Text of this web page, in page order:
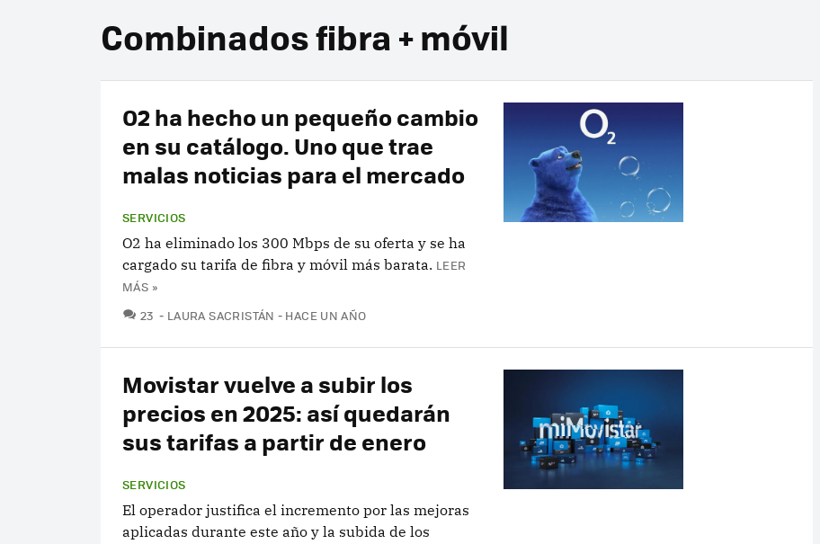
Combinados fibra + móvil
O2 ha hecho un pequeño cambio
en su catálogo. Uno que trae
malas noticias para el mercado
SERVICIOS
O2 ha eliminado los 300 Mbps de su oferta y se ha
cargado su tarifa de fibra y móvil más barata. LEER
MÁS »
23 COMENTARIOS
LAURA SACRISTÁN HACE UN AÑO
Movistar vuelve a subir los
precios en 2025: así quedarán
sus tarifas a partir de enero
SERVICIOS
El operador justifica el incremento por las mejoras
aplicadas durante este año y la subida de los